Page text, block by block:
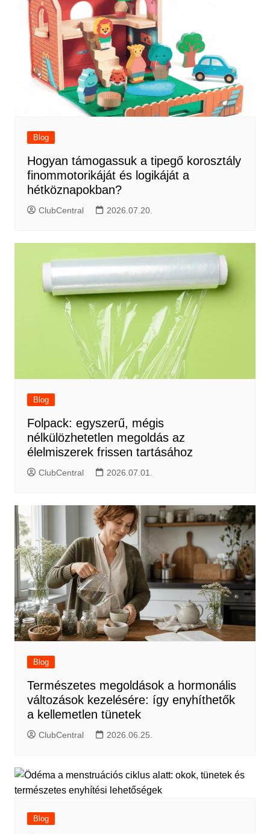
Blog
Hogyan támogassuk a tipegő korosztály
finommotorikáját és logikáját a
hétköznapokban?
ClubCentral 2026.07.20.
Blog
Folpack: egyszerű, mégis
nélkülözhetetlen megoldás az
élelmiszerek frissen tartásához
ClubCentral 2026.07.01.
Blog
Természetes megoldások a hormonális
változások kezelésére: így enyhíthetők
a kellemetlen tünetek
ClubCentral 2026.06.25.
Blog